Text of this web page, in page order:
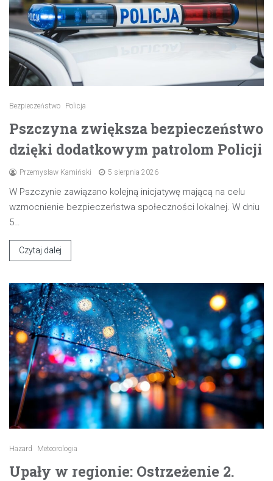
Bezpieczeństwo Policja
Pszczyna zwiększa bezpieczeństwo
dzięki dodatkowym patrolom Policji
Przemysław Kamiński 5 sierpnia 2026
W Pszczynie zawiązano kolejną inicjatywę mającą na celu
wzmocnienie bezpieczeństwa społeczności lokalnej. W dniu
5…
Czytaj dalej
Hazard Meteorologia
Upały w regionie: Ostrzeżenie 2.